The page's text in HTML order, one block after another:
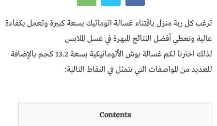
ترغب كل ربة منزل باقتناء غسالة اتوماتيك بسعة كبيرة وتعمل بكفاءة
عالية وتعطي أفضل النتائج المبهرة في غسل الملابس
لذلك اخترنا لكم غسالة بوش الأتوماتيكية بسعة 13.2 كجم بالإضافة
للعديد من المواصفات التي تتمثل في النقاط التالية:
Contents